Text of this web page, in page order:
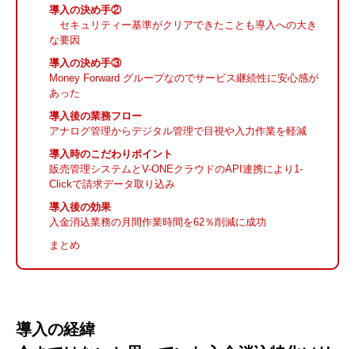
導入の決め手②
セキュリティー基準がクリアできたことも導入への大き
な要因
導入の決め手③
Money Forward グループなのでサービス継続性に安心感が
あった
導入後の業務フロー
アナログ管理からデジタル管理で目視や入力作業を軽減
導入時のこだわりポイント
販売管理システムとV-ONEクラウドのAPI連携により1-
Clickで請求データ取り込み
導入後の効果
入金消込業務の月間作業時間を62％削減に成功
まとめ
導入の経緯